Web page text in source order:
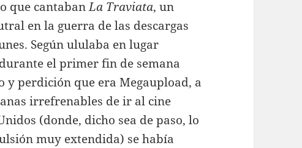
que cantabanLa Traviata, un
en la guerra de las descargas
Según ululaba en lugar
el primer fin de semana
y perdición que era Megaupload, a
irrefrenables de ir al cine
(donde, dicho sea de paso, lo
muy extendida) se había